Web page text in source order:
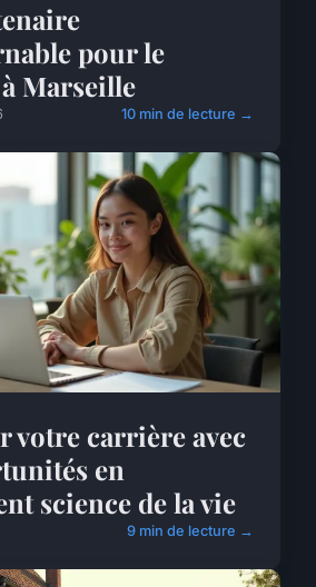
pour le
Marseille
10 min de lecture →
votre carrière avec
en
science de la vie
9 min de lecture →